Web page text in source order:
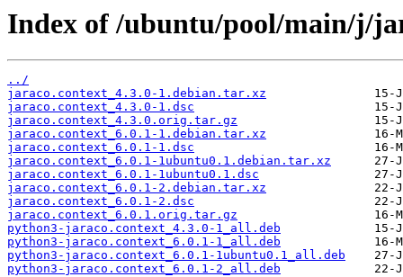
Index of /ubuntu/pool/main/j/
../
jaraco.context_4.3.0-1.debian.tar.xz
jaraco.context_4.3.0-1.dsc
jaraco.context_4.3.0.orig.tar.gz
jaraco.context_6.0.1-1.debian.tar.xz
jaraco.context_6.0.1-1.dsc
jaraco.context_6.0.1-1ubuntu0.1.debian.tar.xz
jaraco.context_6.0.1-1ubuntu0.1.dsc
jaraco.context_6.0.1-2.debian.tar.xz
jaraco.context_6.0.1-2.dsc
jaraco.context_6.0.1.orig.tar.gz
python3-jaraco.context_4.3.0-1_all.deb
python3-jaraco.context_6.0.1-1_all.deb
python3-jaraco.context_6.0.1-1ubuntu0.1_all.deb
python3-jaraco.context_6.0.1-2_all.deb